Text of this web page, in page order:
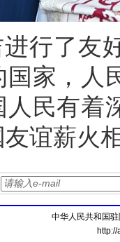
行了友
家，人
民有着
谊薪火
中华人民共和国